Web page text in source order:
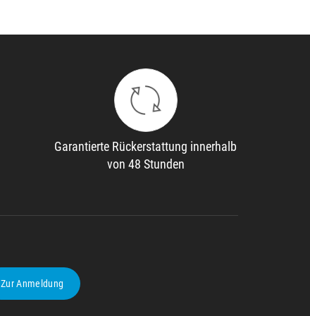
Garantierte Rückerstattung innerhalb
von 48 Stunden
Zur Anmeldung